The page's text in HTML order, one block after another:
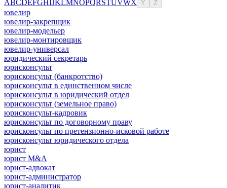
ABCDEFGHIJKLMNOPQRSTUVWX Y Z
ювелир
ювелир-закрепщик
ювелир-модельер
ювелир-монтировщик
ювелир-универсал
юридический секретарь
юрисконсульт
юрисконсульт (банкротство)
юрисконсульт в единственном числе
юрисконсульт в юридический отдел
юрисконсульт (земельное право)
юрисконсульт-кадровик
юрисконсульт по договорному праву
юрисконсульт по претензионно-исковой работе
юрисконсульт юридического отдела
юрист
юрист M&A
юрист-адвокат
юрист-администратор
юрист-аналитик